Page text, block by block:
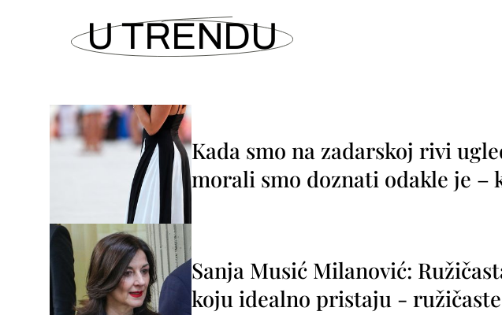
U TRENDU
Kada smo na zadarskoj rivi
morali smo doznati odakle je –
Sanja Musić Milanović:
koju idealno pristaju -